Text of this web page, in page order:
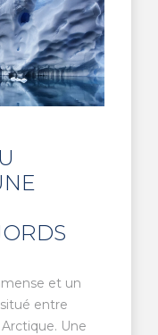
et un
entre
Une